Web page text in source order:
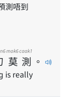
測唔到
莫
mok6
測
caak1
。
is really